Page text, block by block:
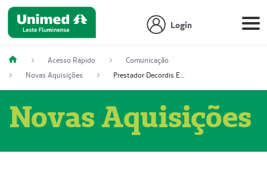
Login
Acesso Rápido
Comunicação
Novas Aquisições
Prestador Decordis Exames Cardiológicos LTDA (51004346-0)
Novas Aquisições